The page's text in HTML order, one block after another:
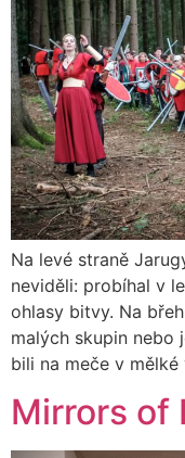
Na levé straně
neviděli: probíhal v
ohlasy bitvy. Na
malých skupin nebo
bili na meče v mělké
Mirrors of